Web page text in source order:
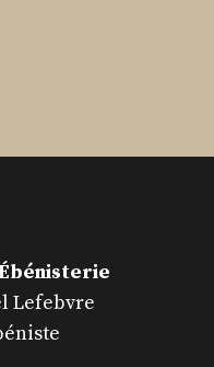
Lefebvre